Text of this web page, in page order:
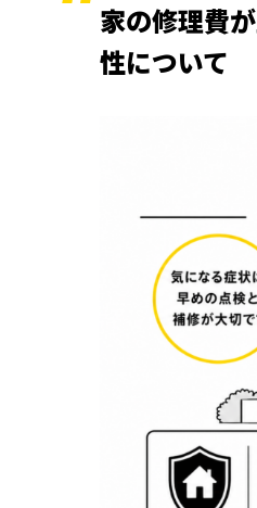
家の修理費
性について